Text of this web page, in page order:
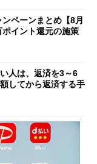
ペーンまとめ【8月
イント還元の施策
人は、返済を3～6
してから返済する手